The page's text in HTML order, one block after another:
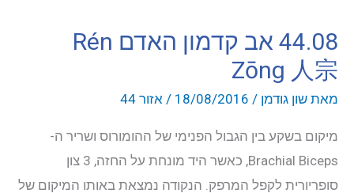
De
Zōng
44.08 אב קדמון האדם Rén
Zōng 人宗
מאת שון גודמן /
18/08/2016
/ אזור 44
מיקום בשקע בין הגבול הפנימי של ההומורוס ושריר ה-
Brachial Biceps, כאשר היד מונחת על החזה, 3 צון
סופריורית לקפל המרפק. הנקודה נמצאת באותו המיקום של